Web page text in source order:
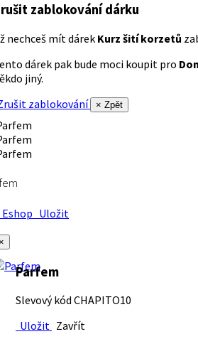
zablokování dárku
nechceš mít dárek Kurz šití korzetů
dárek pak bude moci koupit pro
jiný.
zablokování
× Zpět
Uložit
Parfem
Slevový kód CHAPITO10
Uložit Zavřít